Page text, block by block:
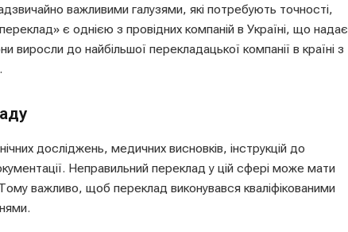
важливими галузями, які потребують точності,
є однією з провідних компаній в Україні, що надає
виросли до найбільшої перекладацької компанії в країні з
досліджень, медичних висновків, інструкцій до
Неправильний переклад у цій сфері може мати
важливо, щоб переклад виконувався кваліфікованими